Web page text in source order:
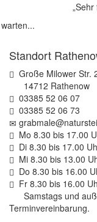
Standort
Große Milower Str.
14712 Rathenow
03385 52 06 07
03385 52 06 73
Mo 8.30 bis 17.00
Di 8.30 bis 17.00
Mi 8.30 bis 13.00
Do 8.30 bis 16.00
Fr 8.30 bis 16.00
Samstags und
Terminvereinbarung.